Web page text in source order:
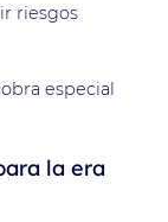
riesgos
especial
la era